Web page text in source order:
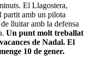
El Llagostera,
partit amb un pilota
lluitar amb la defensa
Un punt molt treballat
de Nadal. El
10 de gener.